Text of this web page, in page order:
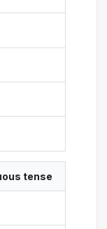
tense